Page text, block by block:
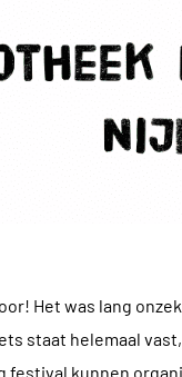
Het was lang
staat helemaal
kunnen